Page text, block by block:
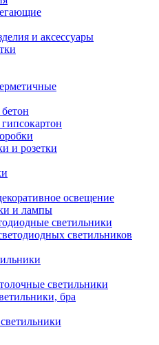
и аксессуары
и розетки
освещение
и лампы
светильники
светильников
светильники
бра